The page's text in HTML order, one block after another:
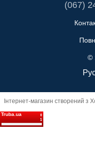
(067)
©
Інтернет-магазин створений з
Truba.ua